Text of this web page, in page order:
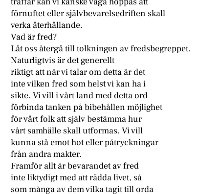
förnuftet eller självbevarelsedriften skall
verka återhållande.
Vad är fred?
Låt oss återgå till tolkningen av fredsbegreppet.
Naturligtvis är det generellt
riktigt att när vi talar om detta är det
inte vilken fred som helst vi kan ha i
sikte. Vi vill i vårt land med detta ord
förbinda tanken på bibehållen möjlighet
för vårt folk att själv bestämma hur
vårt samhälle skall utformas. Vi vill
kunna stå emot hot eller påtryckningar
från andra makter.
Framför allt är bevarandet av fred
inte liktydigt med att rädda livet, så
som många av dem vilka tagit till orda